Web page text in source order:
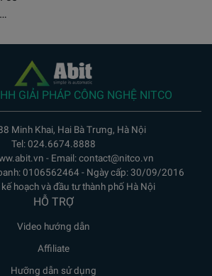
GIẢI PHÁP CÔNG NGHỆ NITCO
Minh Khai, Hai Bà Trưng, Hà Nội
Tel: 024.6674.8888
- Email: contact@nitco.vn
0106562464 - Ngày cấp: 30/09/2016
hoạch và đầu tư thành phố Hà Nội
HỖ TRỢ
Video hướng dẫn
Affiliate
Hưỡng dẫn sử dụng